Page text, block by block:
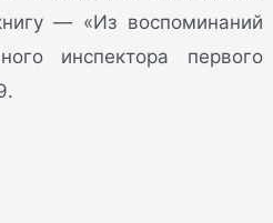
— «Из воспоминаний
инспектора первого